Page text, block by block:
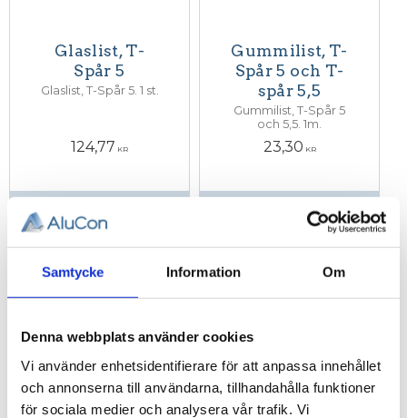
Samtycke Information Om
Denna webbplats använder cookies
Vi använder enhetsidentifierare för att anpassa innehållet
och annonserna till användarna, tillhandahålla funktioner
för sociala medier och analysera vår trafik. Vi
Glaslist, T-
Spår 5
Glaslist, T-Spår 5. 1 st.
124,77 KR
Gummilist, T-
Spår 5 och T-
spår 5,5
Gummilist, T-Spår 5
och 5,5. 1m.
23,30 KR